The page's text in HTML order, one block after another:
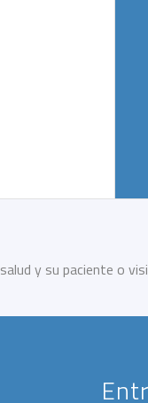
y su paciente o